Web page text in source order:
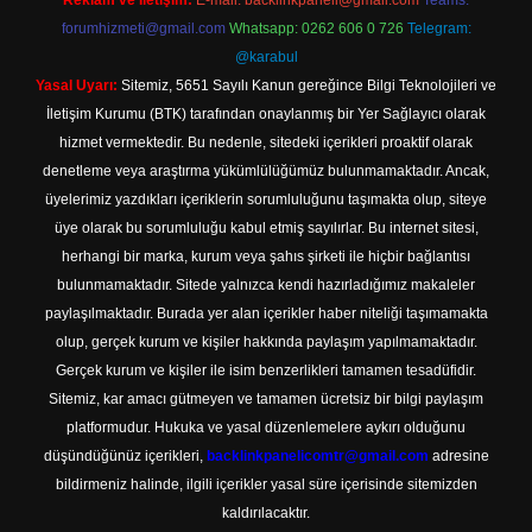
forumhizmeti@gmail.com Whatsapp: 0262 606 0 726 Telegram:
@karabul
Yasal Uyarı: Sitemiz, 5651 Sayılı Kanun gereğince Bilgi Teknolojileri ve
İletişim Kurumu (BTK) tarafından onaylanmış bir Yer Sağlayıcı olarak
hizmet vermektedir. Bu nedenle, sitedeki içerikleri proaktif olarak
denetleme veya araştırma yükümlülüğümüz bulunmamaktadır. Ancak,
üyelerimiz yazdıkları içeriklerin sorumluluğunu taşımakta olup, siteye
üye olarak bu sorumluluğu kabul etmiş sayılırlar. Bu internet sitesi,
herhangi bir marka, kurum veya şahıs şirketi ile hiçbir bağlantısı
bulunmamaktadır. Sitede yalnızca kendi hazırladığımız makaleler
paylaşılmaktadır. Burada yer alan içerikler haber niteliği taşımamakta
olup, gerçek kurum ve kişiler hakkında paylaşım yapılmamaktadır.
Gerçek kurum ve kişiler ile isim benzerlikleri tamamen tesadüfidir.
Sitemiz, kar amacı gütmeyen ve tamamen ücretsiz bir bilgi paylaşım
platformudur. Hukuka ve yasal düzenlemelere aykırı olduğunu
düşündüğünüz içerikleri, backlinkpanelicomtr@gmail.com adresine
bildirmeniz halinde, ilgili içerikler yasal süre içerisinde sitemizden
kaldırılacaktır.